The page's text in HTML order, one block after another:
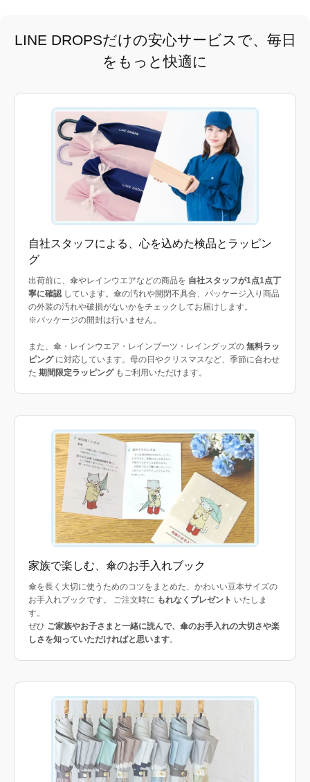
LINE DROPSだけの安心サービスで、毎日
をもっと快適に
自社スタッフによる、心を込めた検品とラッピン
グ
出荷前に、傘やレインウエアなどの商品を 自社スタッフが1点1点丁
寧に確認しています。傘の汚れや開閉不具合、パッケージ入り商品
の外装の汚れや破損がないかをチェックしてお届けします。
※パッケージの開封は行いません。
また、傘・レインウエア・レインブーツ・レイングッズの 無料ラッ
ピングに対応しています。母の日やクリスマスなど、季節に合わせ
た 期間限定ラッピングもご利用いただけます。
家族で楽しむ、傘のお手入れブック
傘を長く大切に使うためのコツをまとめた、かわいい豆本サイズの
お手入れブックです。 ご注文時に もれなくプレゼント いたしま
す。
ぜひ ご家族やお子さまと一緒に読んで、傘のお手入れの大切さや楽
しさを知っていただければと思います。